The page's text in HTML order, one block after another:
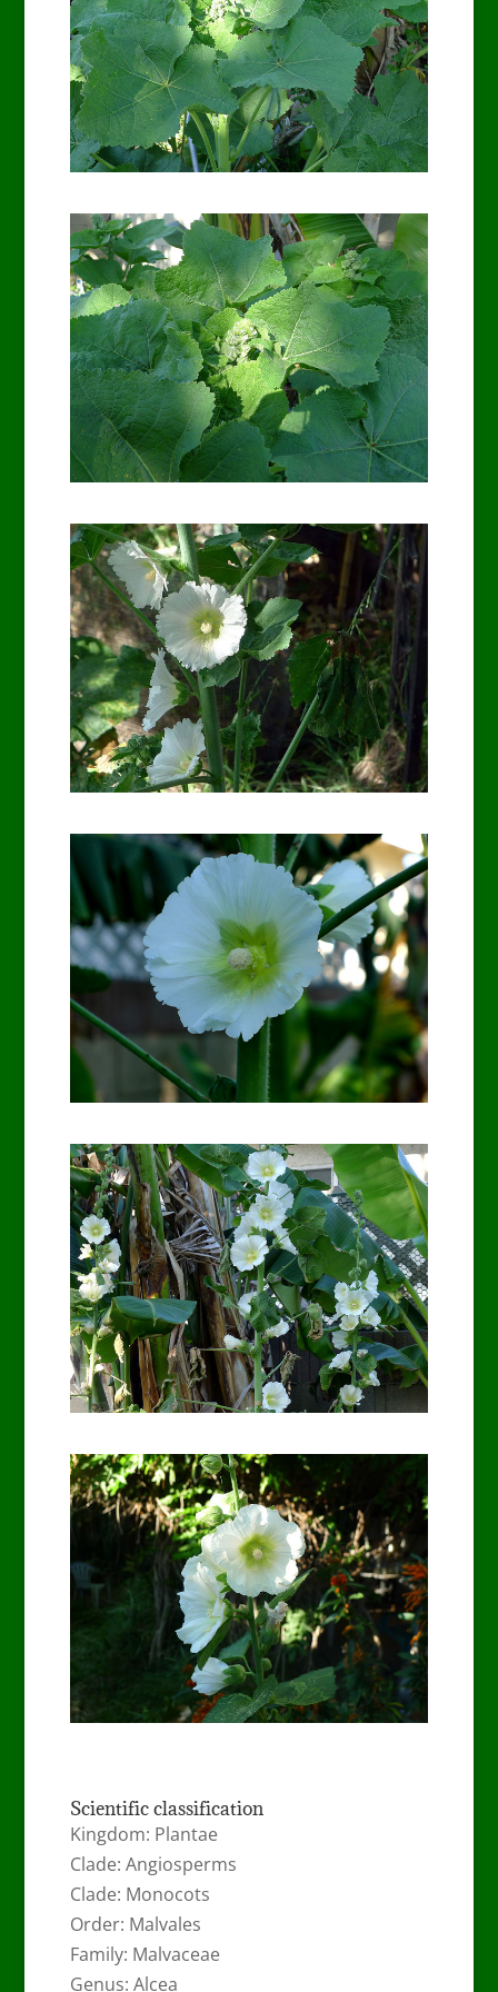
Scientific classification
Kingdom: Plantae
Clade: Angiosperms
Clade: Monocots
Order: Malvales
Family: Malvaceae
Genus: Alcea